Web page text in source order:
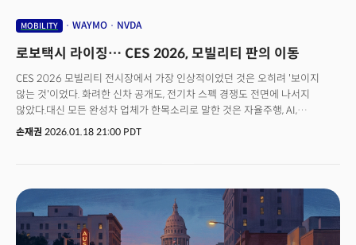
합치면 77.6%가 B2B 목적을 가진 참석자다. 순수 B2C 성격보다 B2B 성격이
MOBILITY WAYMO NVDA
로보택시 라이징… CES 2026, 모빌리티 판의 이동
CES 2026 모빌리티 전시장에서 가장 인상적이었던 것은 오히려 '보이지
않는 것'이었다. 화려한 신차 공개도, 전기차 스펙 경쟁도 전면에 나서지
않았다.대신 모든 완성차 업체가 한목소리로 말한 것은 자율주행, AI,
소프트웨어, 컴퓨팅 아키텍처였다. 웨스트홀 전체가 SDV(Software Defined
시작했다. 샌프란시스코와 라스베이거스 시내에서 로보택시가 실제로 승객을
태우고 다니면서 '승차 경험' 자체가 바뀌고 있다.자동차는 ‘지능적 물리
시스템' 이었다. 차량이 주변 환경을 인식하고, 상황에 따라 판단하며,
소프트웨어를 통해 지속적으로 기능을 확장할 수 있는지 여부가 핵심이었다.
손재권 2026.01.18 21:00 PDT